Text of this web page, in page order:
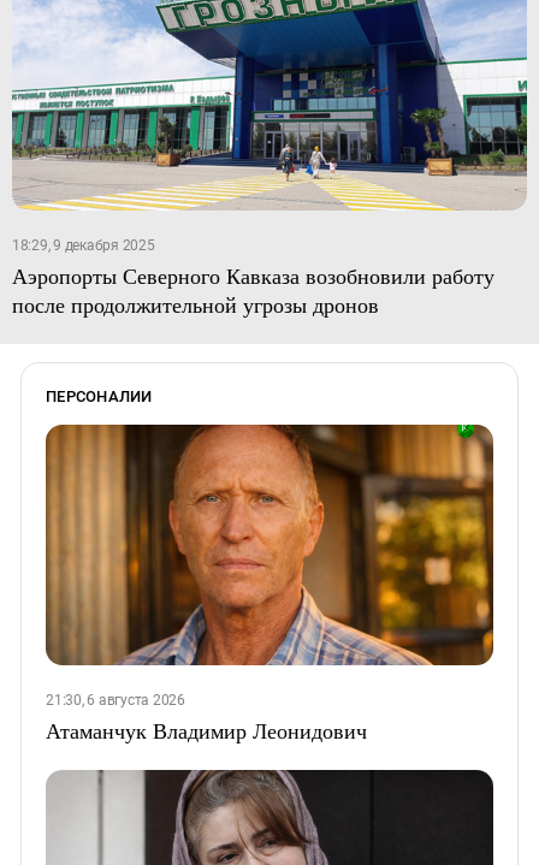
18:29, 9 декабря 2025
Аэропорты Северного Кавказа возобновили работу
после продолжительной угрозы дронов
ПЕРСОНАЛИИ
21:30, 6 августа 2026
Атаманчук Владимир Леонидович